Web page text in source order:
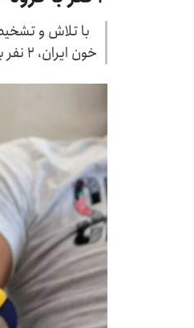
با تلاش و
خون ایران، ۲ نفر با گروه خونی خیلی نادر(kell NULL) شناسایی شدند.